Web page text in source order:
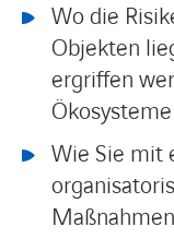
Wo die
Objekten
ergriffen
Wie Sie mit